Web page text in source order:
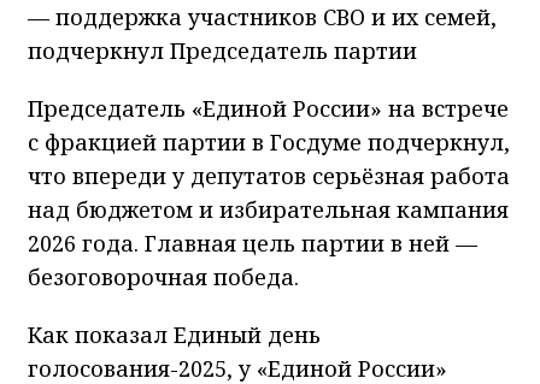
— поддержка участников СВО и их семей,
подчеркнул Председатель партии
Председатель «Единой России» на встрече
с фракцией партии в Госдуме подчеркнул,
что впереди у депутатов серьёзная работа
над бюджетом и избирательная кампания
2026 года. Главная цель партии в ней —
безоговорочная победа.
Как показал Единый день
голосования-2025, у «Единой России»